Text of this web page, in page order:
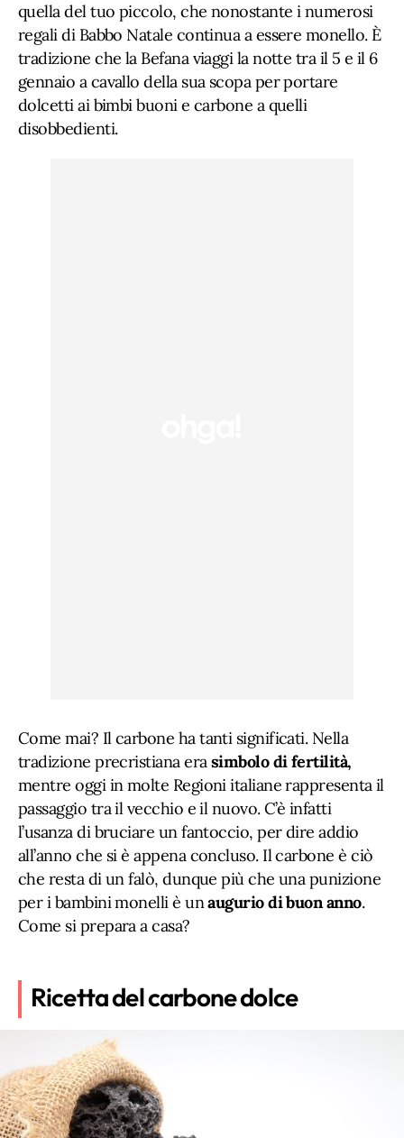
quella del tuo piccolo, che nonostante i numerosi
regali di Babbo Natale continua a essere monello. È
tradizione che la Befana viaggi la notte tra il 5 e il 6
gennaio a cavallo della sua scopa per portare
dolcetti ai bimbi buoni e carbone a quelli
disobbedienti.
Come mai? Il carbone ha tanti significati. Nella
tradizione precristiana erasimbolo di fertilità,
mentre oggi in molte Regioni italiane rappresenta il
passaggio tra il vecchio e il nuovo. C’è infatti
l’usanza di bruciare un fantoccio, per dire addio
all’anno che si è appena concluso. Il carbone è ciò
che resta di un falò, dunque più che una punizione
per i bambini monelli è unaugurio di buon anno.
Come si prepara a casa?
Ricetta del carbone dolce